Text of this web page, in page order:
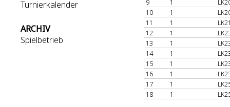
Turnierkalender
ARCHIV
Spielbetrieb
9
1
10
1
11
1
12
1
13
1
14
1
15
1
16
1
17
1
18
1